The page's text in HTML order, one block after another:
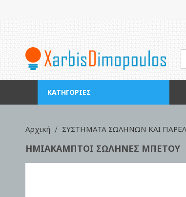
ΚΑΤΗΓΟΡΊΕΣ
Αρχική ΣΥΣΤΗΜΑΤΑ ΣΩΛΗΝΩΝ ΚΑΙ
ΗΜΙΑΚΑΜΠΤΟΙ ΣΩΛΗΝΕΣ ΜΠΕΤΟΥ